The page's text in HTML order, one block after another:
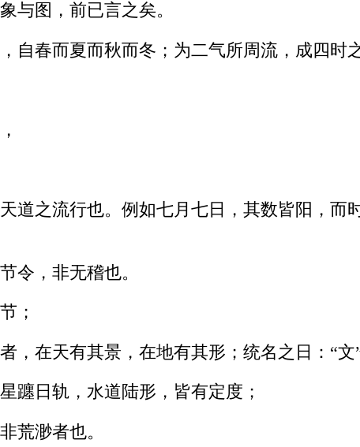
与图，前已言之矣。
自春而夏而秋而冬；为二气所周流，成四时
道之流行也。例如七月七日，其数皆阳，而
令，非无稽也。
；
，在天有其景，在地有其形；统名之日：“文”
躔日轨，水道陆形，皆有定度；
荒渺者也。